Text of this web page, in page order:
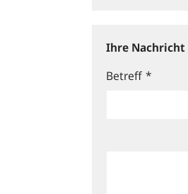
Ihre Nachricht
Betreff *